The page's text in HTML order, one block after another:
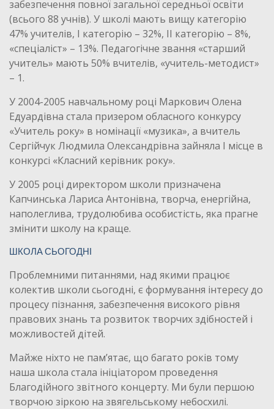
забезпечення повної загальної середньої освіти
(всього 88 учнів). У школі мають вищу категорію
47% учителів, І категорію – 32%, ІІ категорію – 8%,
«спеціаліст» – 13%. Педагогічне звання «старший
учитель» мають 50% вчителів, «учитель-методист»
– 1.
У 2004-2005 навчальному році Маркович Олена
Едуардівна стала призером обласного конкурсу
«Учитель року» в номінації «музика», а вчитель
Сергійчук Людмила Олександрівна зайняла І місце в
конкурсі «Класний керівник року».
У 2005 році директором школи призначена
Капчинська Лариса Антонівна, творча, енергійна,
наполеглива, трудолюбива особистість, яка прагне
змінити школу на краще.
ШКОЛА СЬОГОДНІ
Проблемними питаннями, над якими працює
колектив школи сьогодні, є формування інтересу до
процесу пізнання, забезпечення високого рівня
правових знань та розвиток творчих здібностей і
можливостей дітей.
Майже ніхто не пам’ятає, що багато років тому
наша школа стала ініціатором проведення
Благодійного звітного концерту. Ми були першою
творчою зіркою на звягельському небосхилі.